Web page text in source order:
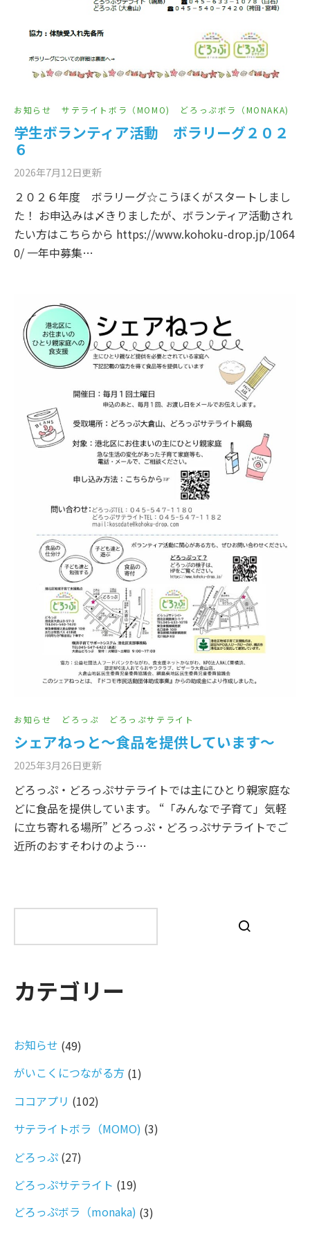
お知らせ サテライトボラ（MOMO) どろっぷボラ（MONAKA)
学生ボランティア活動 ボラリーグ２０２
６
2026年7月12日更新
２０２６年度 ボラリーグ☆こうほくがスタートしまし
た！ お申込みは〆きりましたが、ボランティア活動され
たい方はこちらから https://www.kohoku-drop.jp/1064
0/ 一年中募集…
お知らせ どろっぷ どろっぷサテライト
シェアねっと～食品を提供しています～
2025年3月26日更新
どろっぷ・どろっぷサテライトでは主にひとり親家庭な
どに食品を提供しています。 “「みんなで子育て」気軽
に立ち寄れる場所” どろっぷ・どろっぷサテライトでご
近所のおすそわけのよう…
カテゴリー
お知らせ (49)
がいこくにつながる方 (1)
ココアプリ (102)
サテライトボラ（MOMO) (3)
どろっぷ (27)
どろっぷサテライト (19)
どろっぷボラ（monaka) (3)